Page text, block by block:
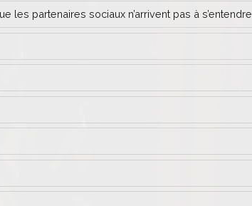
les partenaires sociaux n’arrivent pas à s’entendre